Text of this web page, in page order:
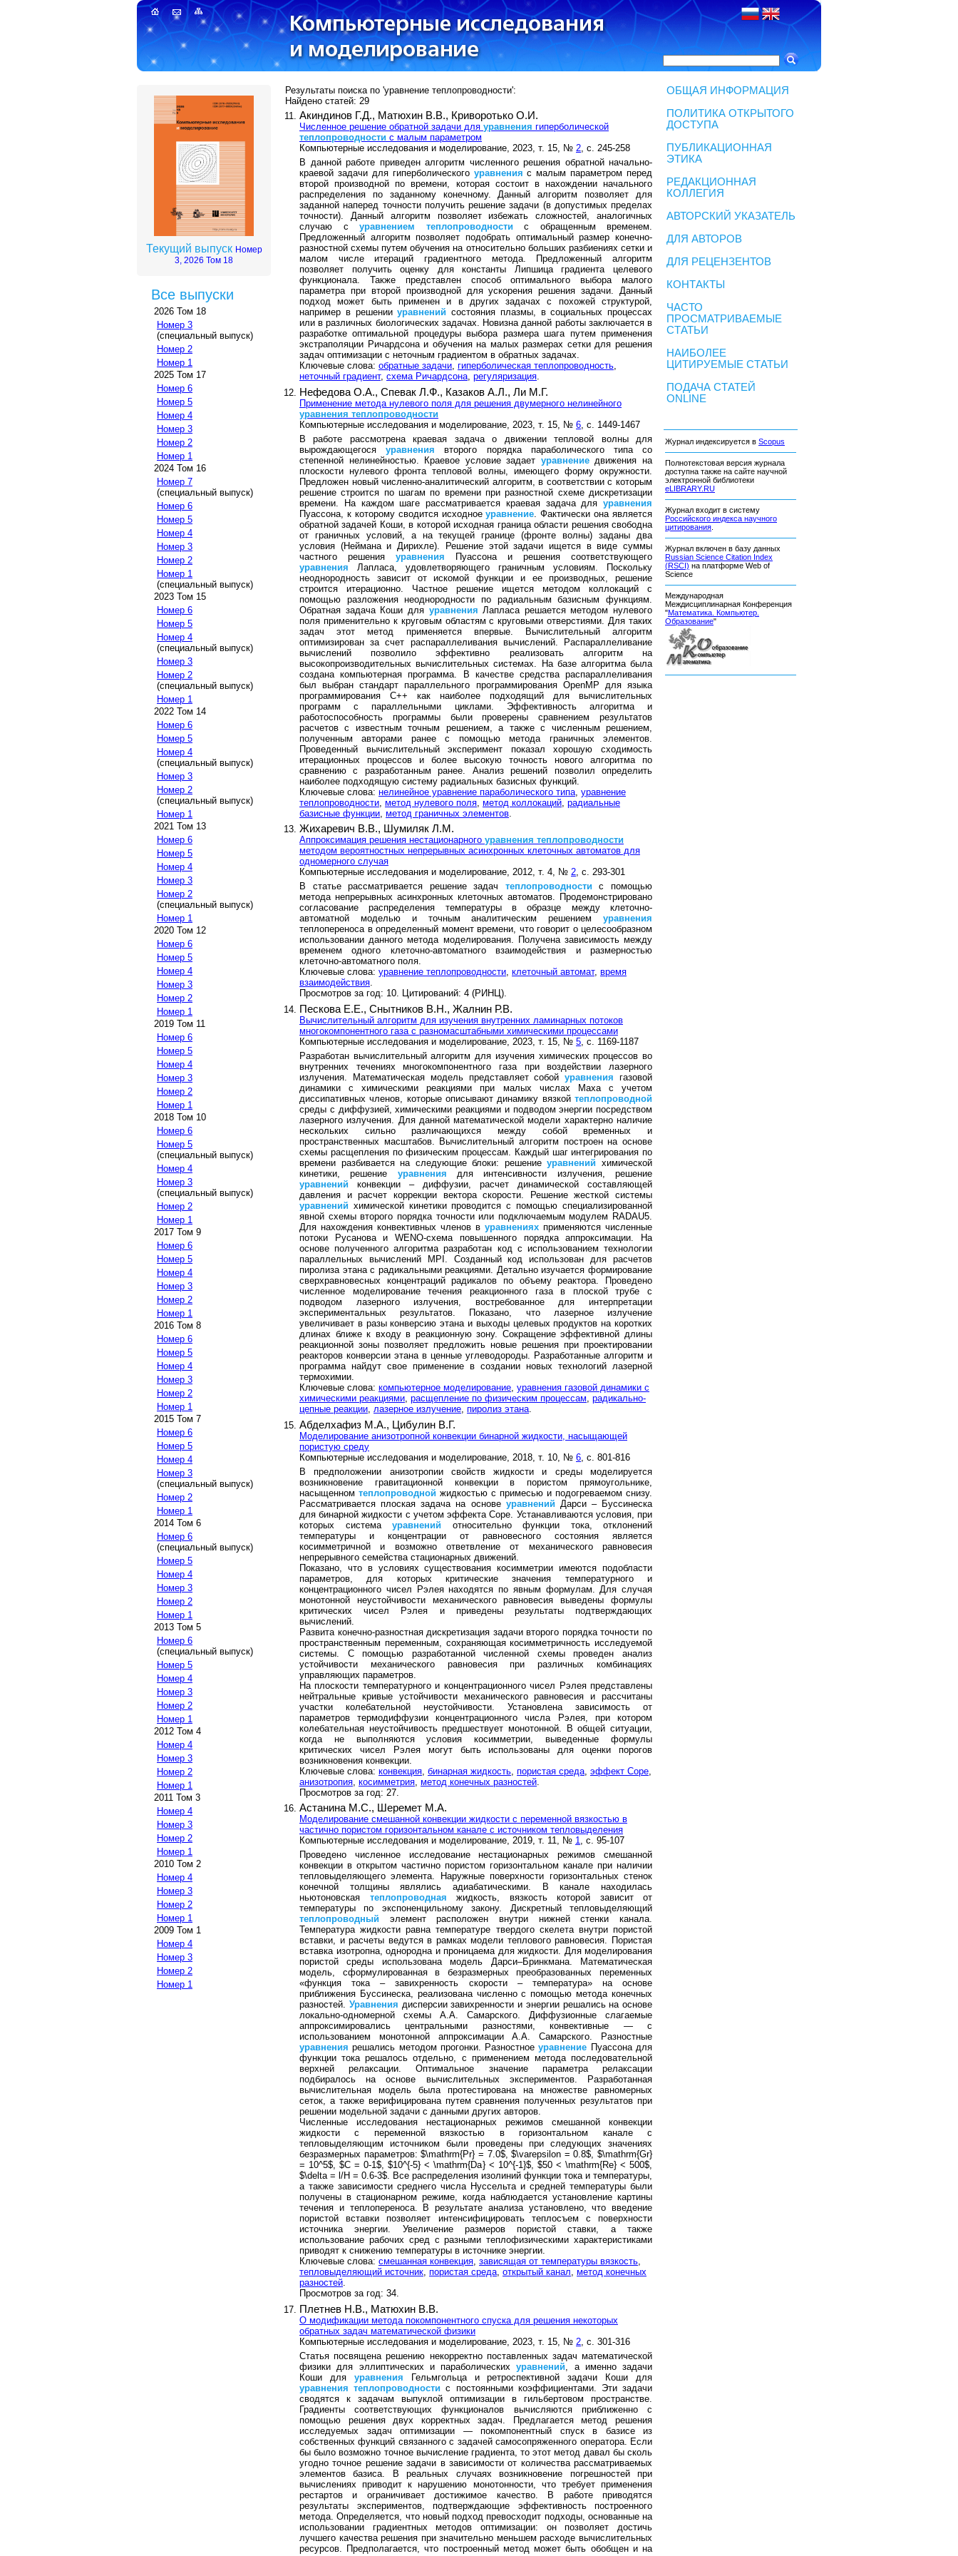
Текущий выпуск Номер
3, 2026 Том 18
Все выпуски
2026 Том 18
Номер 3
(специальный выпуск)
Номер 2
Номер 1
2025 Том 17
Номер 6
Номер 5
Номер 4
Номер 3
Номер 2
Номер 1
2024 Том 16
Номер 7
(специальный выпуск)
Номер 6
Номер 5
Номер 4
Номер 3
Номер 2
Номер 1
(специальный выпуск)
2023 Том 15
Номер 6
Номер 5
Номер 4
(специальный выпуск)
Номер 3
Номер 2
(специальный выпуск)
Номер 1
2022 Том 14
Номер 6
Номер 5
Номер 4
(специальный выпуск)
Номер 3
Номер 2
(специальный выпуск)
Номер 1
2021 Том 13
Номер 6
Номер 5
Номер 4
Номер 3
Номер 2
(специальный выпуск)
Номер 1
2020 Том 12
Номер 6
Номер 5
Номер 4
Номер 3
Номер 2
Номер 1
2019 Том 11
Номер 6
Номер 5
Номер 4
Номер 3
Номер 2
Номер 1
2018 Том 10
Номер 6
Номер 5
(специальный выпуск)
Номер 4
Номер 3
(специальный выпуск)
Номер 2
Номер 1
2017 Том 9
Номер 6
Номер 5
Номер 4
Номер 3
Номер 2
Номер 1
2016 Том 8
Номер 6
Номер 5
Номер 4
Номер 3
Номер 2
Номер 1
2015 Том 7
Номер 6
Номер 5
Номер 4
Номер 3
(специальный выпуск)
Номер 2
Номер 1
2014 Том 6
Номер 6
(специальный выпуск)
Номер 5
Номер 4
Номер 3
Номер 2
Номер 1
2013 Том 5
Номер 6
(специальный выпуск)
Номер 5
Номер 4
Номер 3
Номер 2
Номер 1
2012 Том 4
Номер 4
Номер 3
Номер 2
Номер 1
2011 Том 3
Номер 4
Номер 3
Номер 2
Номер 1
2010 Том 2
Номер 4
Номер 3
Номер 2
Номер 1
2009 Том 1
Номер 4
Номер 3
Номер 2
Номер 1
Результаты поиска по 'уравнение теплопроводности':
Найдено статей: 29
Акиндинов Г.Д., Матюхин В.В., Криворотько О.И.
Численное решение обратной задачи для уравнения гиперболической
теплопроводности с малым параметром
Компьютерные исследования и моделирование, 2023, т. 15, № 2, с. 245-258
В данной работе приведен алгоритм численного решения обратной начально-
краевой задачи для гиперболического уравнения с малым параметром перед
второй производной по времени, которая состоит в нахождении начального
распределения по заданному конечному. Данный алгоритм позволяет для
заданной наперед точности получить решение задачи (в допустимых пределах
точности). Данный алгоритм позволяет избежать сложностей, аналогичных
случаю с уравнением теплопроводности с обращенным временем.
Предложенный алгоритм позволяет подобрать оптимальный размер конечно-
разностной схемы путем обучения на относительно больших разбиениях сетки и
малом числе итераций градиентного метода. Предложенный алгоритм
позволяет получить оценку для константы Липшица градиента целевого
функционала. Также представлен способ оптимального выбора малого
параметра при второй производной для ускорения решения задачи. Данный
подход может быть применен и в других задачах с похожей структурой,
например в решенииуравнений состояния плазмы, в социальных процессах
или в различных биологических задачах. Новизна данной работы заключается в
разработке оптимальной процедуры выбора размера шага путем применения
экстраполяции Ричардсона и обучения на малых размерах сетки для решения
задач оптимизации с неточным градиентом в обратных задачах.
Ключевые слова: обратные задачи, гиперболическая теплопроводность,
неточный градиент, схема Ричардсона, регуляризация.
Нефедова О.А., Спевак Л.Ф., Казаков А.Л., Ли М.Г.
Применение метода нулевого поля для решения двумерного нелинейного
уравнения теплопроводности
Компьютерные исследования и моделирование, 2023, т. 15, № 6 , с. 1449-1467
В работе рассмотрена краевая задача о движении тепловой волны для
вырождающегосяуравнения второго порядка параболического типа со
степенной нелинейностью. Краевое условие задает уравнениедвижения на
плоскости нулевого фронта тепловой волны, имеющего форму окружности.
Предложен новый численно-аналитический алгоритм, в соответствии с которым
решение строится по шагам по времени при разностной схеме дискретизации
времени. На каждом шаге рассматривается краевая задача для уравнения
Пуассона, к которому сводится исходноеуравнение . Фактически она является
обратной задачей Коши, в которой исходная граница области решения свободна
от граничных условий, а на текущей границе (фронте волны) заданы два
условия (Неймана и Дирихле). Решение этой задачи ищется в виде суммы
частного решения уравнения Пуассона и решения соответствующего
уравнения Лапласа, удовлетворяющего граничным условиям. Поскольку
неоднородность зависит от искомой функции и ее производных, решение
строится итерационно. Частное решение ищется методом коллокаций с
помощью разложения неоднородности по радиальным базисным функциям.
Обратная задача Коши для уравнения Лапласа решается методом нулевого
поля применительно к круговым областям с круговыми отверстиями. Для таких
задач этот метод применяется впервые. Вычислительный алгоритм
оптимизирован за счет распараллеливания вычислений. Распараллеливание
вычислений позволило эффективно реализовать алгоритм на
высокопроизводительных вычислительных системах. На базе алгоритма была
создана компьютерная программа. В качестве средства распараллеливания
был выбран стандарт параллельного программирования OpenMP для языка
программирования C++ как наиболее подходящий для вычислительных
программ с параллельными циклами. Эффективность алгоритма и
работоспособность программы были проверены сравнением результатов
расчетов с известным точным решением, а также с численным решением,
полученным авторами ранее с помощью метода граничных элементов.
Проведенный вычислительный эксперимент показал хорошую сходимость
итерационных процессов и более высокую точность нового алгоритма по
сравнению с разработанным ранее. Анализ решений позволил определить
наиболее подходящую систему радиальных базисных функций.
Ключевые слова: нелинейное уравнение параболического типа уравнение
теплопроводности метод нулевого поля метод коллокаций радиальные
базисные функции метод граничных элементов
Жихаревич В.В., Шумиляк Л.М.
Аппроксимация решения нестационарного уравнения теплопроводности
методом вероятностных непрерывных асинхронных клеточных автоматов для
одномерного случая
Компьютерные исследования и моделирование, 2012, т. 4, № 2, с. 293-301
В статье рассматривается решение задач теплопроводности с помощью
метода непрерывных асинхронных клеточных автоматов. Продемонстрировано
согласование распределения температуры в образце между клеточно-
автоматной моделью и точным аналитическим решением уравнения
теплопереноса в определенный момент времени, что говорит о целесообразном
использовании данного метода моделирования. Получена зависимость между
временем одного клеточно-автоматного взаимодействия и размерностью
клеточно-автоматного поля.
Ключевые слова: уравнение теплопроводности, клеточный автомат, время
взаимодействия.
Просмотров за год: 10. Цитирований: 4 (РИНЦ).
Пескова Е.Е., Снытников В.Н., Жалнин Р.В.
Вычислительный алгоритм для изучения внутренних ламинарных потоков
многокомпонентного газа с разномасштабными химическими процессами
Компьютерные исследования и моделирование, 2023, т. 15, № 5 , с. 1169-1187
Разработан вычислительный алгоритм для изучения химических процессов во
внутренних течениях многокомпонентного газа при воздействии лазерного
излучения. Математическая модель представляет собойуравнения газовой
динамики с химическими реакциями при малых числах Маха с учетом
диссипативных членов, которые описывают динамику вязкой теплопроводной
среды с диффузией, химическими реакциями и подводом энергии посредством
лазерного излучения. Для данной математической модели характерно наличие
нескольких сильно различающихся между собой временных и
пространственных масштабов. Вычислительный алгоритм построен на основе
схемы расщепления по физическим процессам. Каждый шаг интегрирования по
времени разбивается на следующие блоки: решениеуравнений химической
кинетики, решение уравнения для интенсивности излучения, решение
уравнений конвекции – диффузии, расчет динамической составляющей
давления и расчет коррекции вектора скорости. Решение жесткой системы
уравнений химической кинетики проводится с помощью специализированной
явной схемы второго порядка точности или подключаемым модулем RADAU5.
Для нахождения конвективных членов в уравнениях применяются численные
потоки Русанова и WENO-схема повышенного порядка аппроксимации. На
основе полученного алгоритма разработан код с использованием технологии
параллельных вычислений MPI. Созданный код использован для расчетов
пиролиза этана с радикальными реакциями. Детально изучается формирование
сверхравновесных концентраций радикалов по объему реактора. Проведено
численное моделирование течения реакционного газа в плоской трубе с
подводом лазерного излучения, востребованное для интерпретации
экспериментальных результатов. Показано, что лазерное излучение
увеличивает в разы конверсию этана и выходы целевых продуктов на коротких
длинах ближе к входу в реакционную зону. Сокращение эффективной длины
реакционной зоны позволяет предложить новые решения при проектировании
реакторов конверсии этана в ценные углеводороды. Разработанные алгоритм и
программа найдут свое применение в создании новых технологий лазерной
термохимии.
Ключевые слова: компьютерное моделирование уравнения газовой динамики с
химическими реакциями расщепление по физическим процессам радикально-
цепные реакции лазерное излучение пиролиз этана
Абделхафиз М.А., Цибулин В.Г.
Моделирование анизотропной конвекции бинарной жидкости, насыщающей
пористую среду
Компьютерные исследования и моделирование, 2018, т. 10, № 6 , с. 801-816
В предположении анизотропии свойств жидкости и среды моделируется
возникновение гравитационной конвекции в пористом прямоугольнике,
насыщенном теплопроводной жидкостью с примесью и подогреваемом снизу.
Рассматривается плоская задача на основе уравнений Дарси – Буссинеска
для бинарной жидкости с учетом эффекта Соре. Устанавливаются условия, при
которых система уравнений относительно функции тока, отклонений
температуры и концентрации от равновесного состояния является
косимметричной и возможно ответвление от механического равновесия
непрерывного семейства стационарных движений.
Показано, что в условиях существования косимметрии имеются подобласти
параметров, для которых критические значения температурного и
концентрационного чисел Рэлея находятся по явным формулам. Для случая
монотонной неустойчивости механического равновесия выведены формулы
критических чисел Рэлея и приведены результаты подтверждающих
вычислений.
Развита конечно-разностная дискретизация задачи второго порядка точности по
пространственным переменным, сохраняющая косимметричность исследуемой
системы. С помощью разработанной численной схемы проведен анализ
устойчивости механического равновесия при различных комбинациях
управляющих параметров.
На плоскости температурного и концентрационного чисел Рэлея представлены
нейтральные кривые устойчивости механического равновесия и рассчитаны
участки колебательной неустойчивости. Установлена зависимость от
параметров термодиффузии концентрационного числа Рэлея, при котором
колебательная неустойчивость предшествует монотонной. В общей ситуации,
когда не выполняются условия косимметрии, выведенные формулы
критических чисел Рэлея могут быть использованы для оценки порогов
возникновения конвекции.
Ключевые слова: конвекция бинарная жидкость пористая среда эффект Соре
анизотропия косимметрия метод конечных разностей
Просмотров за год: 27.
Астанина М.С., Шеремет М.А.
Моделирование смешанной конвекции жидкости с переменной вязкостью в
частично пористом горизонтальном канале с источником тепловыделения
Компьютерные исследования и моделирование, 2019, т. 11, № 1, с. 95-107
Проведено численное исследование нестационарных режимов смешанной
конвекции в открытом частично пористом горизонтальном канале при наличии
тепловыделяющего элемента. Наружные поверхности горизонтальных стенок
конечной толщины являлись адиабатическими. В канале находилась
ньютоновская теплопроводная жидкость, вязкость которой зависит от
температуры по экспоненцильному закону. Дискретный тепловыделяющий
теплопроводный элемент расположен внутри нижней стенки канала.
Температура жидкости равна температуре твердого скелета внутри пористой
вставки, и расчеты ведутся в рамках модели теплового равновесия. Пористая
вставка изотропна, однородна и проницаема для жидкости. Для моделирования
пористой среды использована модель Дарси–Бринкмана. Математическая
модель, сформулированная в безразмерных преобразованных переменных
«функция тока – завихренность скорости – температура» на основе
приближения Буссинеска, реализована численно с помощью метода конечных
разностей. Уравнения дисперсии завихренности и энергии решались на основе
локально-одномерной схемы А.А. Самарского. Диффузионные слагаемые
аппроксимировались центральными разностями, конвективные — с
использованием монотонной аппроксимации А.А. Самарского. Разностные
уравнения решались методом прогонки. Разностноеуравнение Пуассона для
функции тока решалось отдельно, с применением метода последовательной
верхней релаксации. Оптимальное значение параметра релаксации
подбиралось на основе вычислительных экспериментов. Разработанная
вычислительная модель была протестирована на множестве равномерных
сеток, а также верифицирована путем сравнения полученных результатов при
решении модельной задачи с данными других авторов.
Численные исследования нестационарных режимов смешанной конвекции
жидкости с переменной вязкостью в горизонтальном канале с
тепловыделяющим источником были проведены при следующих значениях
безразмерных параметров: $\mathrm{Pr} = 7.0$, $\varepsilon = 0.8$, $\mathrm{Gr}
= 10^5$, $C = 0-1$, $10^{-5} < \mathrm{Da} < 10^{-1}$, $50 < \mathrm{Re} < 500$,
$\delta = l/H = 0.6-3$. Все распределения изолиний функции тока и температуры,
а также зависимости среднего числа Нуссельта и средней температуры были
получены в стационарном режиме, когда наблюдается установление картины
течения и теплопереноса. В результате анализа установлено, что введение
пористой вставки позволяет интенсифицировать теплосъем с поверхности
источника энергии. Увеличение размеров пористой ставки, а также
использование рабочих сред с разными теплофизическими характеристиками
приводят к снижению температуры в источнике энергии.
Ключевые слова: смешанная конвекция, зависящая от температуры вязкость,
тепловыделяющий источник, пористая среда, открытый канал, метод конечных
разностей.
Просмотров за год: 34.
Плетнев Н.В., Матюхин В.В.
О модификации метода покомпонентного спуска для решения некоторых
обратных задач математической физики
Компьютерные исследования и моделирование, 2023, т. 15, № 2 , с. 301-316
Статья посвящена решению некорректно поставленных задач математической
физики для эллиптических и параболическихуравнений , а именно задачи
Коши для уравнения Гельмгольца и ретроспективной задачи Коши для
уравнения теплопроводности с постоянными коэффициентами. Эти задачи
сводятся к задачам выпуклой оптимизации в гильбертовом пространстве.
Градиенты соответствующих функционалов вычисляются приближенно с
помощью решения двух корректных задач. Предлагается метод решения
исследуемых задач оптимизации — покомпонентный спуск в базисе из
собственных функций связанного с задачей самосопряженного оператора. Если
бы было возможно точное вычисление градиента, то этот метод давал бы сколь
угодно точное решение задачи в зависимости от количества рассматриваемых
элементов базиса. В реальных случаях возникновение погрешностей при
вычислениях приводит к нарушению монотонности, что требует применения
рестартов и ограничивает достижимое качество. В работе приводятся
результаты экспериментов, подтверждающие эффективность построенного
метода. Определяется, что новый подход превосходит подходы, основанные на
использовании градиентных методов оптимизации: он позволяет достичь
лучшего качества решения при значительно меньшем расходе вычислительных
ресурсов. Предполагается, что построенный метод может быть обобщен и на
ОБЩАЯ ИНФОРМАЦИЯ
ПОЛИТИКА ОТКРЫТОГО
ДОСТУПА
ПУБЛИКАЦИОННАЯ
ЭТИКА
РЕДАКЦИОННАЯ
КОЛЛЕГИЯ
АВТОРСКИЙ УКАЗАТЕЛЬ
ДЛЯ АВТОРОВ
ДЛЯ РЕЦЕНЗЕНТОВ
КОНТАКТЫ
ЧАСТО
ПРОСМАТРИВАЕМЫЕ
СТАТЬИ
НАИБОЛЕЕ
ЦИТИРУЕМЫЕ СТАТЬИ
ПОДАЧА СТАТЕЙ
ONLINE
Журнал индексируется в Scopus
Полнотекстовая версия журнала
доступна также на сайте научной
электронной библиотеки
eLIBRARY.RU
Журнал входит в систему
Российского индекса научного
цитирования
Журнал включен в базу данных
Russian Science Citation Index
(RSCI) на платформе Web of
Science
Международная
Междисциплинарная Конференция
"Математика. Компьютер.
Образование"